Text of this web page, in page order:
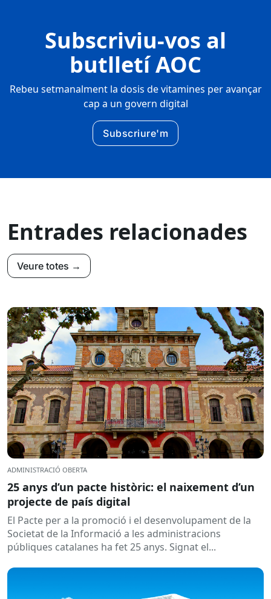
Subscriviu-vos al
butlletí AOC
Rebeu setmanalment la dosis de vitamines per avançar
cap a un govern digital
Subscriure'm
Entrades relacionades
Veure totes →
ADMINISTRACIÓ OBERTA
25 anys d’un pacte històric: el naixement d’un
projecte de país digital
El Pacte per a la promoció i el desenvolupament de la
Societat de la Informació a les administracions
públiques catalanes ha fet 25 anys. Signat el...